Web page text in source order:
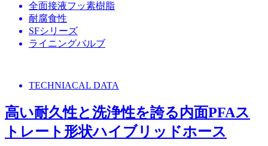
全面接液フッ素樹脂
耐腐食性
SFシリーズ
ライニングバルブ
TECHNIACAL DATA
高い耐久性と洗浄性を誇る内面PFAス
トレート形状ハイブリッドホース